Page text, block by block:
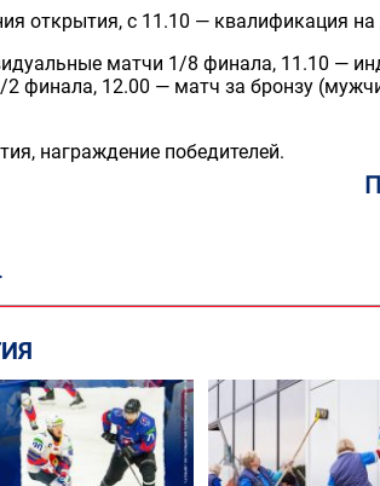
открытия, с 11.10 — квалификация
матчи 1/8 финала, 11.10 —
финала, 12.00 — матч за бронзу
награждение победителей.